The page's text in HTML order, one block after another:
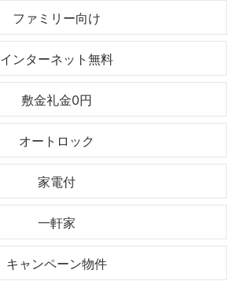
ファミリー向け
インターネット無料
敷金礼金0円
オートロック
家電付
一軒家
キャンペーン物件